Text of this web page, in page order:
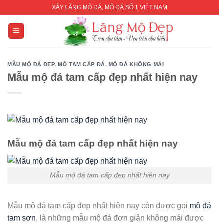
content
XÂY LĂNG MỘ ĐÁ, MỘ ĐÁ SỐ 1 VIỆT NAM
MẪU MỘ ĐÁ ĐẸP,MỘ TAM CẤP ĐÁ, MỘ ĐÁ KHÔNG MÁI
Mẫu mộ đá tam cấp đẹp nhất hiện nay
Mẫu mộ đá tam cấp đẹp nhất hiện nay
Mẫu mộ đá tam cấp đẹp nhất hiện nay
Mẫu mộ đá tam cấp đẹp nhất hiện nay còn được gọi mộ đá
tam sơn, là những mẫu mộ đá đơn giản không mái được